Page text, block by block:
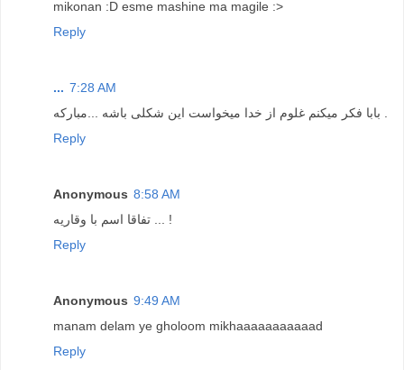
mikonan :D esme mashine ma magile :>
Reply
... 7:28 AM
Reply
Anonymous 8:58 AM
تفاقا اسم با وقاریه ... !
Reply
Anonymous 9:49 AM
manam delam ye gholoom mikhaaaaaaaaaaad
Reply